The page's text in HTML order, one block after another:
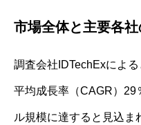
市場全体と主要各社
調査会社IDTechExによ
平均成長率（CAGR）29
ル規模に達すると見込ま